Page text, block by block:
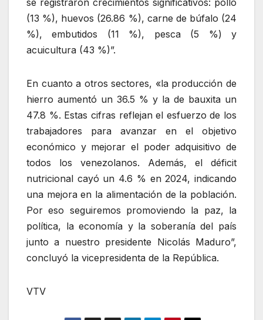
(13 %), huevos (26.86 %), carne de búfalo (24
%), embutidos (11 %), pesca (5 %) y
acuicultura (43 %)”.
En cuanto a otros sectores, «la producción de
hierro aumentó un 36.5 % y la de bauxita un
47.8 %. Estas cifras reflejan el esfuerzo de los
trabajadores para avanzar en el objetivo
económico y mejorar el poder adquisitivo de
todos los venezolanos. Además, el déficit
nutricional cayó un 4.6 % en 2024, indicando
una mejora en la alimentación de la población.
Por eso seguiremos promoviendo la paz, la
política, la economía y la soberanía del país
junto a nuestro presidente Nicolás Maduro”,
concluyó la vicepresidenta de la República.
VTV